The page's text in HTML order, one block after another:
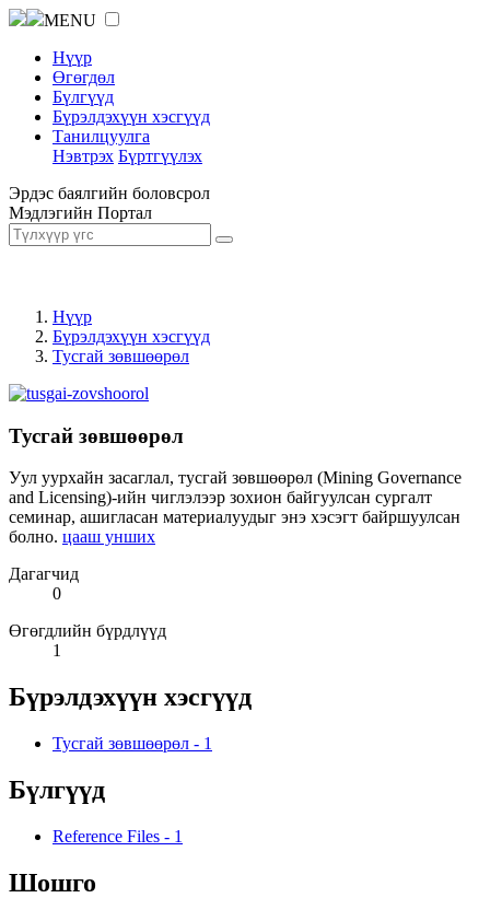
MENU
Нүүр
Өгөгдөл
Бүлгүүд
Бүрэлдэхүүн хэсгүүд
Танилцуулга
Нэвтрэх Бүртгүүлэх
Эрдэс баялгийн боловсрол
Мэдлэгийн Портал
Нүүр
Бүрэлдэхүүн хэсгүүд
Тусгай зөвшөөрөл
Тусгай зөвшөөрөл
Уул уурхайн засаглал, тусгай зөвшөөрөл (Mining Governance
and Licensing)-ийн чиглэлээр зохион байгуулсан сургалт
семинар, ашигласан материалуудыг энэ хэсэгт байршуулсан
болно. цааш унших
Дагагчид
0
Өгөгдлийн бүрдлүүд
1
Бүрэлдэхүүн хэсгүүд
Тусгай зөвшөөрөл - 1
Бүлгүүд
Reference Files - 1
Шошго